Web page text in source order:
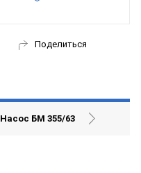
Поделиться
Насос БМ 355/63